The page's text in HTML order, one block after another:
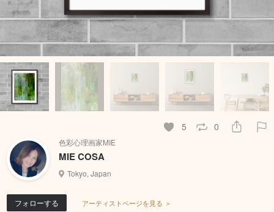
5 0
色彩心理画家MIE
MIE COSA
Tokyo, Japan
フォローする アーティストページを見る ＞